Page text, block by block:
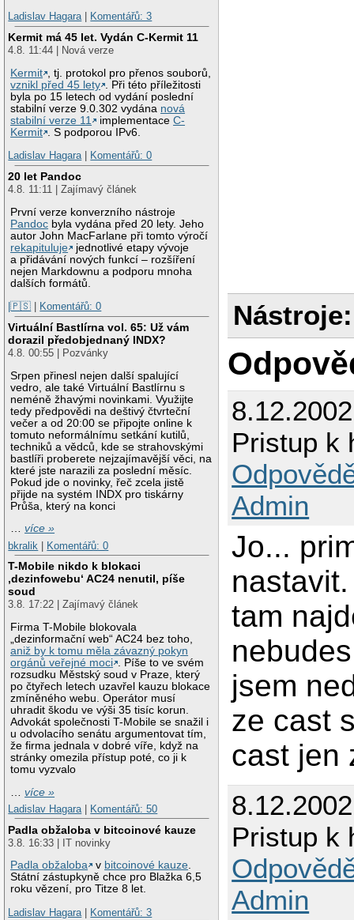
Ladislav Hagara| Komentářů: 3
Kermit má 45 let. Vydán C-Kermit 11
4.8. 11:44 | Nová verze
Kermit
, tj. protokol pro přenos souborů,
vznikl před 45 lety
. Při této příležitosti
byla po 15 letech od vydání poslední
stabilní verze 9.0.302 vydána nová
stabilní verze 11
implementaceC-
Kermit
. S podporou IPv6.
Ladislav Hagara| Komentářů: 0
20 let Pandoc
4.8. 11:11 | Zajímavý článek
První verze konverzního nástroje
Pandoc byla vydána před 20 lety. Jeho
autor John MacFarlane při tomto výročí
rekapituluje
jednotlivé etapy vývoje
a přidávání nových funkcí – rozšíření
nejen Markdownu a podporu mnoha
dalších formátů.
|🇵🇸
Komentářů: 0
Virtuální Bastlírna vol. 65: Už vám
dorazil předobjednaný INDX?
4.8. 00:55 | Pozvánky
Srpen přinesl nejen další spalující
vedro, ale také Virtuální Bastlírnu s
neméně žhavými novinkami. Využijte
tedy předpovědi na deštivý čtvrteční
večer a od 20:00 se připojte online k
tomuto neformálnímu setkání kutilů,
techniků a vědců, kde se strahovskými
bastlíři proberete nejzajímavější věci, na
které jste narazili za poslední měsíc.
Pokud jde o novinky, řeč zcela jistě
přijde na systém INDX pro tiskárny
Průša, který na konci
…více »
bkralik | Komentářů: 0
T-Mobile nikdo k blokaci
‚dezinfowebu‘ AC24 nenutil, píše
soud
3.8. 17:22 | Zajímavý článek
Firma T-Mobile blokovala
„dezinformační web“ AC24 bez toho,
aniž by k tomu měla závazný pokyn
orgánů veřejné moci
. Píše to ve svém
rozsudku Městský soud v Praze, který
po čtyřech letech uzavřel kauzu blokace
zmíněného webu. Operátor musí
uhradit škodu ve výši 35 tisíc korun.
Advokát společnosti T-Mobile se snažil i
u odvolacího senátu argumentovat tím,
že firma jednala v dobré víře, když na
stránky omezila přístup poté, co ji k
tomu vyzvalo
…více »
Ladislav Hagara| Komentářů: 50
Padla obžaloba v bitcoinové kauze
3.8. 16:33 | IT novinky
Padla obžaloba
v bitcoinové kauze.
Státní zástupkyně chce pro Blažka 6,5
roku vězení, pro Titze 8 let.
Ladislav Hagara| Komentářů: 3
Nástroje:
Pristup k
Admin
Jo...
tam
jsem
ze cast
cast jen
Pristup k
Admin